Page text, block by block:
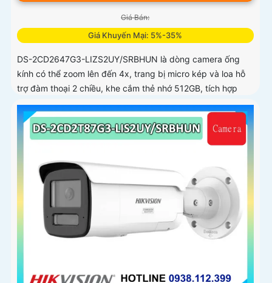
Giá Bán:
Giá Khuyến Mại: 5%-35%
DS-2CD2647G3-LIZS2UY/SRBHUN là dòng camera ống
kính có thể zoom lên đến 4x, trang bị micro kép và loa hỗ
trợ đàm thoại 2 chiều, khe cắm thẻ nhớ 512GB, tích hợp
công nghệ AI trong việc cân bằng màu sáng trong điều
kiện ánh sáng yếu, ống kính có độ phân giải 4